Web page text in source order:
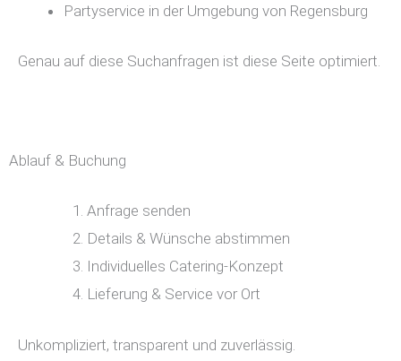
Partyservice in der Umgebung von Regensburg
Genau auf diese Suchanfragen ist diese Seite optimiert.
Ablauf & Buchung
Anfrage senden
Details & Wünsche abstimmen
Individuelles Catering-Konzept
Lieferung & Service vor Ort
Unkompliziert, transparent und zuverlässig.